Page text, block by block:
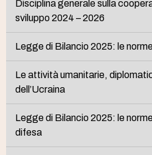
Disciplina generale sulla
sviluppo 2024 – 2026
Legge di Bilancio 2025: le
Le attività umanitarie,
dell’Ucraina
Legge di Bilancio 2025: le
difesa